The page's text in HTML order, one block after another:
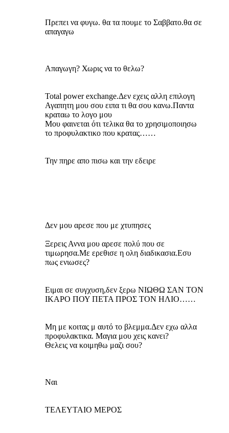
Πρεπει να φυγω. θα τα πουμε το Σαββατο.θα σε
απαγαγω
Απαγωγη? Χωρις να το θελω?
Total power exchange.Δεν εχεις αλλη επιλογη
Αγαπητη μου σου ειπα τι θα σου κανω.Παντα
κραταω το λογο μου
Μου φαινεται ότι τελικα θα το χρησιμοποιησω
το προφυλακτικο που κρατας……
Την πηρε απο πισω και την εδειρε
Δεν μου αρεσε που με χτυπησες
Ξερεις Αννα μου αρεσε πολύ που σε
τιμωρησα.Με ερεθισε η ολη διαδικασια.Εσυ
πως ενιωσες?
Ειμαι σε συγχυση,δεν ξερω ΝΙΩΘΩ ΣΑΝ ΤΟΝ
ΙΚΑΡΟ ΠΟΥ ΠΕΤΑ ΠΡΟΣ ΤΟΝ ΗΛΙΟ……
Μη με κοιτας μ αυτό το βλεμμα.Δεν εχω αλλα
προφυλακτικα. Μαγια μου χεις κανει?
Θελεις να κοιμηθω μαζι σου?
Ναι
ΤΕΛΕΥΤΑΙΟ ΜΕΡΟΣ